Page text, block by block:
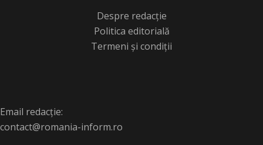
Despre redacție
Politica editorială
Termeni și condiții
Email redacție:
contact@romania-inform.ro